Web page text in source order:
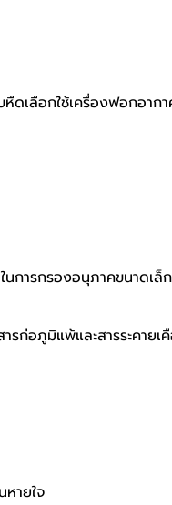
ดเลือกใช้เครื่องฟอกอาก
การกรองอนุภาคขนาดเล็
รก่อภูมิแพ้และสารระคาย
ายใจ